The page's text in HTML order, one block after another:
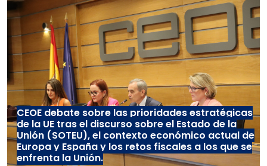
CEOE debate sobre las prioridades estratégicas
de la UE tras el discurso sobre el Estado de la
Unión (SOTEU), el contexto económico actual de
Europa y España y los retos fiscales a los que se
enfrenta la Unión.